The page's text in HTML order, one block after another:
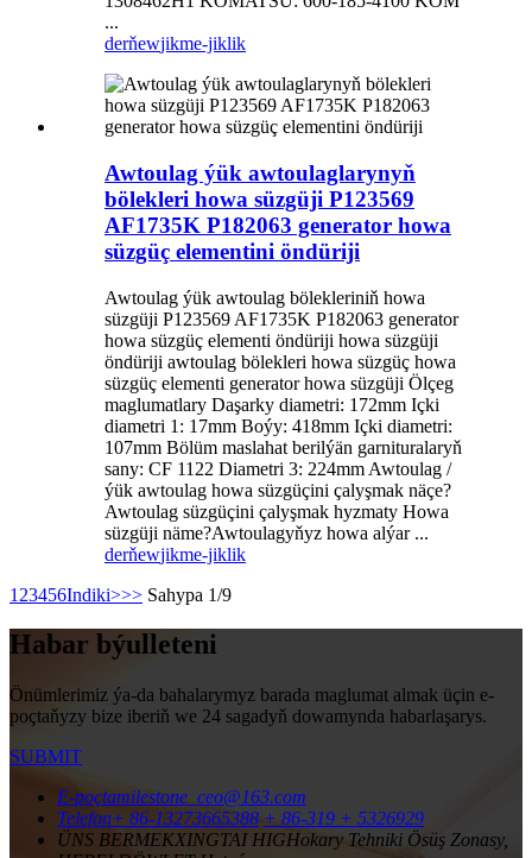
...
derňewjikme-jiklik
Awtoulag ýük awtoulaglarynyň
bölekleri howa süzgüji P123569
AF1735K P182063 generator howa
süzgüç elementini öndüriji
Awtoulag ýük awtoulag bölekleriniň howa
süzgüji P123569 AF1735K P182063 generator
howa süzgüç elementi öndüriji howa süzgüji
öndüriji awtoulag bölekleri howa süzgüç howa
süzgüç elementi generator howa süzgüji Ölçeg
maglumatlary Daşarky diametri: 172mm Içki
diametri 1: 17mm Boýy: 418mm Içki diametri:
107mm Bölüm maslahat berilýän garnituralaryň
sany: CF 1122 Diametri 3: 224mm Awtoulag /
ýük awtoulag howa süzgüçini çalyşmak näçe?
Awtoulag süzgüçini çalyşmak hyzmaty Howa
süzgüji näme?Awtoulagyňyz howa alýar ...
derňewjikme-jiklik
1 23456Indiki>>> Sahypa 1/9
Habar býulleteni
Önümlerimiz ýa-da bahalarymyz barada maglumat almak üçin e-
poçtaňyzy bize iberiň we 24 sagadyň dowamynda habarlaşarys.
SUBMIT
E-poçtamilestone_ceo@163.com
Telefon+ 86-13273665388 + 86-319 + 5326929
ÜNS BERMEKXINGTAI HIGHokary Tehniki Ösüş Zonasy,